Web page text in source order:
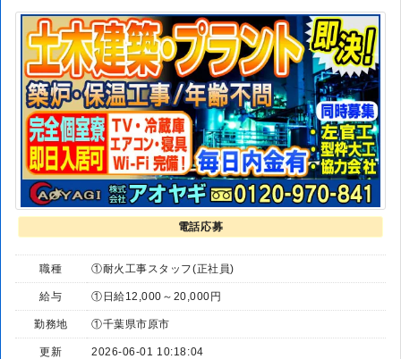
電話応募
職種 ①耐火工事スタッフ(正社員)
給与 ①日給12,000～20,000円
勤務地 ①千葉県市原市
更新 2026-06-01 10:18:04